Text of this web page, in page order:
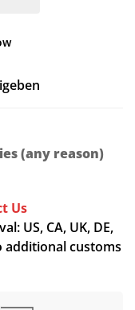
(any reason)
Us
US, CA, UK, DE,
additional customs